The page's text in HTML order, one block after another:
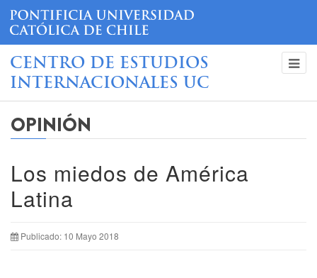
CENTRO DE ESTUDIOS
INTERNACIONALES UC
OPINIÓN
Los miedos de América
Latina
Publicado: 10 Mayo 2018